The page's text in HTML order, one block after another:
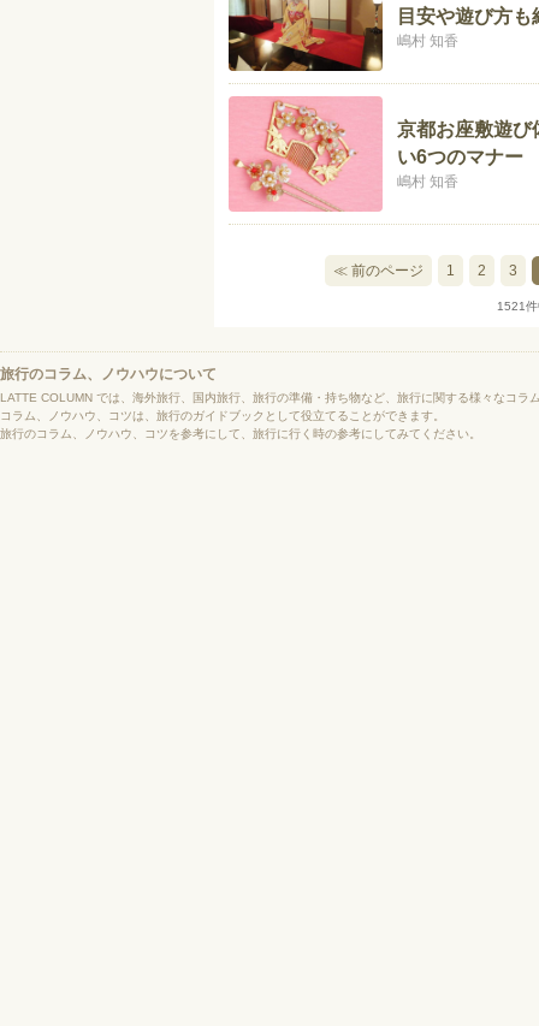
目安や遊び方も
嶋村 知香
京都お座敷遊び
い6つのマナー
嶋村 知香
≪ 前のページ 1 2 3
1521
旅行のコラム、ノウハウについて
LATTE COLUMN では、海外旅行、国内旅行、旅行の準備・持ち物など、旅行に関する様々なコラ
コラム、ノウハウ、コツは、旅行のガイドブックとして役立てることができます。
旅行のコラム、ノウハウ、コツを参考にして、旅行に行く時の参考にしてみてください。